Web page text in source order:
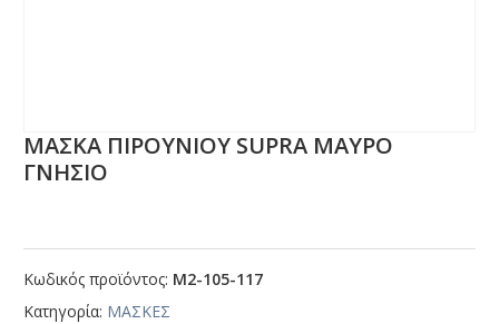
ΜΑΣΚΑ ΠΙΡΟΥΝΙΟΥ SUΡRΑ ΜΑΥΡΟ
ΓΝΗΣΙΟ
Κωδικός προϊόντος: Μ2-105-117
Κατηγορία: ΜΑΣΚΕΣ